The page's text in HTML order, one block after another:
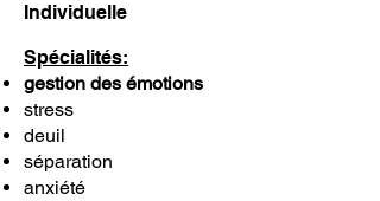
Individuelle
Spécialités:
gestion des émotions
stress
deuil
séparation
anxiété